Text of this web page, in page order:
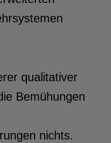
qualitativer
Bemühungen
nichts.